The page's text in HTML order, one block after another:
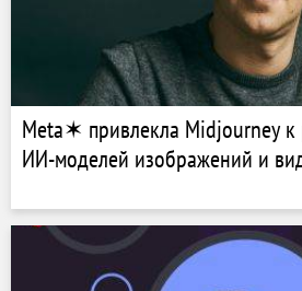
Meta✶ привлекла Midjourney к
ИИ-моделей изображений и